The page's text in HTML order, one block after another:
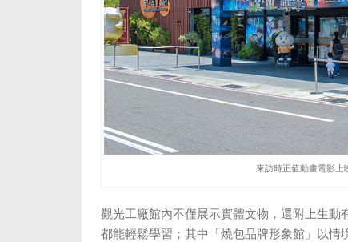
來訪時正值動畫電影上
觀光工廠館內不僅展示實體文物，還附上生
都能輕鬆學習；其中「燒包品牌形象館」以